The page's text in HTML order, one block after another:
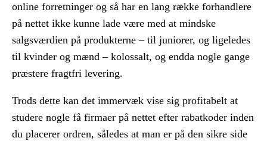
online forretninger og så har en lang række forhandlere
på nettet ikke kunne lade være med at mindske
salgsværdien på produkterne – til juniorer, og ligeledes
til kvinder og mænd – kolossalt, og endda nogle gange
præstere fragtfri levering.
Trods dette kan det immervæk vise sig profitabelt at
studere nogle få firmaer på nettet efter rabatkoder inden
du placerer ordren, således at man er på den sikre side